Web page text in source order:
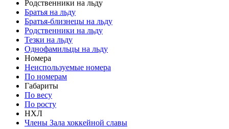
Родственники на льду
Братья на льду
Братья-близнецы на льду
Родственники на льду
Тезки на льду
Однофамильцы на льду
Номера
Неиспользуемые номера
По номерам
Габариты
По весу
По росту
НХЛ
Члены Зала хоккейной славы